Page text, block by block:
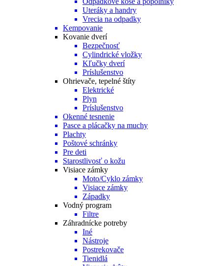
Uteráky a handry
Vrecia na odpadky
Kempovanie
Kovanie dverí
Bezpečnosť
Cylindrické vložky
Kľučky dverí
Príslušenstvo
Ohrievače, tepelné štíty
Elektrické
Plyn
Príslušenstvo
Okenné tesnenie
Pasce a plácačky na muchy
Plachty
Poštové schránky
Pre deti
Starostlivosť o kožu
Visiace zámky
Moto/Cyklo zámky
Visiace zámky
Západky
Vodný program
Filtre
Záhradnícke potreby
Iné
Nástroje
Postrekovače
Tienidlá